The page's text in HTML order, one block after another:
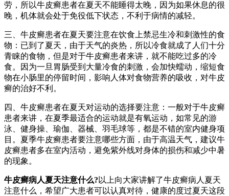
劳，所以牛皮癣患者在夏天不能睡得太晚，因为如果休息的很
晚，机体就会处于免役低下状态，不利于病情的减轻。
三、牛皮癣患者在夏天要注意在饮食上禁忌生冷和刺激性的食
物：已到了夏天，由于天气的炎热，所以冷食就成了人们十分
青睐的食物，但是对于牛皮癣患者来讲，就不能吃过多的冷
食。因为一旦胃肠受到大量冷食的刺激，会加快蠕动，缩短食
物在小肠里的停留时间，影响人体对食物营养的吸收，对牛皮
癣的治好不利。
四、牛皮癣患者在夏天对运动的选择要注意：一般对于牛皮癣
患者来讲，在夏季最适合的运动就是有氧运动，如常见的游
泳、健身操、瑜伽、器械、羽毛球等，都是不错的室内健身项
目。夏季牛皮癣患者要注意哪些方面，由于高温天气，建议牛
皮癣患者多在室内活动，避免紫外线对身体的损伤和减少中暑
的现象。
牛皮癣病人夏天注意什么? 以上向大家讲解了牛皮癣病人夏天
注意什么，希望广大患者可以认真对待，健康的度过夏天这段